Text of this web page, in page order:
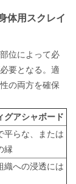
体用スクレイ
位によって必
要となる。適
の両方を確保
グアシャボード
平らな、または
縁
織への浸透には